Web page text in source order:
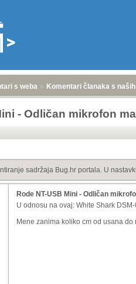
s weba » Komentari članaka s naših
- Odličan mikrofon
sadržaja Bug.hr portala. U
Rode NT-USB Mini - Odličan
U odnosu na ovaj: White Shark
Mene zanima koliko cm od usana